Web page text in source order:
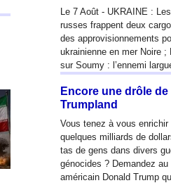
Le 7 Août - UKRAINE :
russes frappent deux
des approvisionnements
ukrainienne en mer Noire ;
sur Soumy : l’ennemi
Encore une drôle de
Trumpland
Vous tenez à vous enrichir
quelques milliards de
tas de gens dans divers
génocides ? Demandez au
américain Donald Trump